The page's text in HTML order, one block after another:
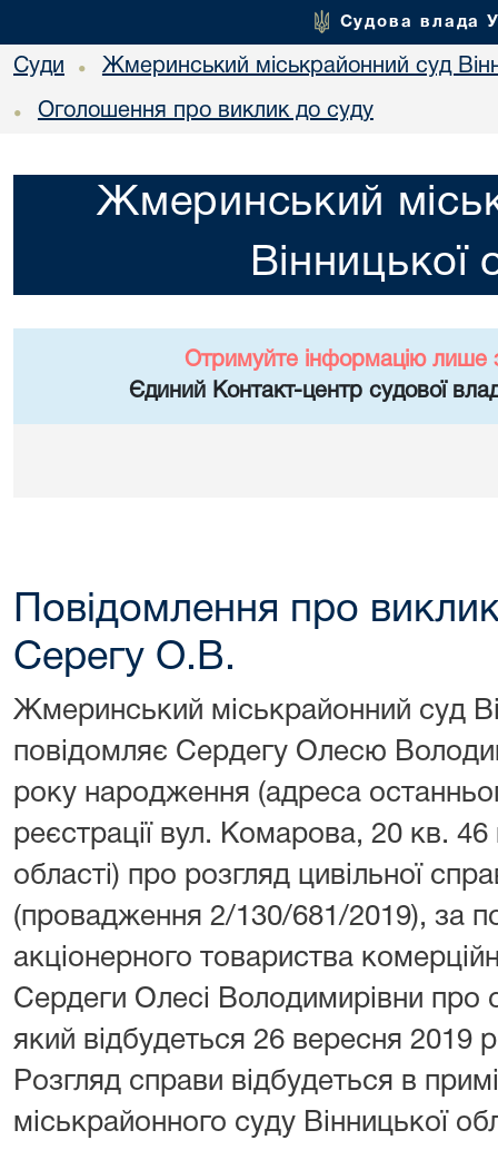
Судова влада
Суди • Жмеринський міськрайонний суд
• Оголошення про виклик до суду
Жмеринський
Вінницької
Отримуйте інформацію лише
Єдиний Контакт-центр судової
Повідомлення про
Серегу О.В.
Жмеринський міськрайонний суд
повідомляє Сердегу Олесю
року народження (адреса
реєстрації вул. Комарова, 20 кв.
області) про розгляд цивільної
(провадження 2/130/681/2019), за
акціонерного товариства
Сердеги Олесі Володимирівни про
який відбудеться 26 вересня 2019
Розгляд справи відбудеться в
міськрайонного суду Вінницької